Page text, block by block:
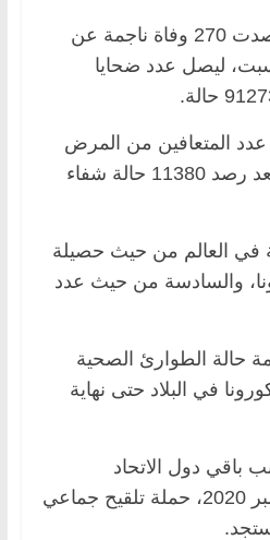
وأضافت الوزارة أنها رصدت 270 وفاة ناجمة عن
مقابل 385 السبت، ليصل عدد ضحايا
عدد المتعافين من المرض
إلى 2118441 شخصا بعد رصد 11380 حالة شفاء
في العالم من حيث حصيلة
والسادسة من حيث عدد
حالة الطوارئ الصحية
في البلاد حتى نهاية
باقي دول الاتحاد
الأوروبي، يوم 27 ديسمبر 2020، حملة تلقيح جماعي